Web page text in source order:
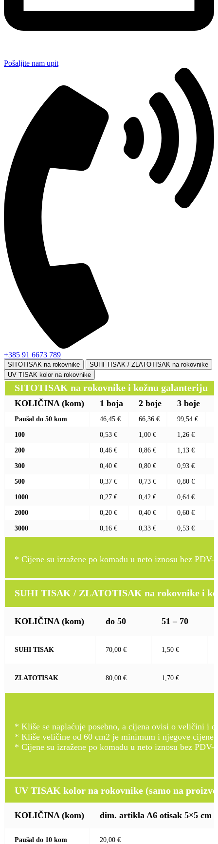
Pošaljite nam upit
+385 91 6673 789
SITOTISAK na rokovnike
SUHI TISAK / ZLATOTISAK na rokovnike
UV TISAK kolor na rokovnike
SITOTISAK na rokovnike i kožnu galanteriju
KOLIČINA (kom) 1 boja 2 boje 3 boje
Paušal do 50 kom 46,45 € 66,36 € 99,54 €
100 0,53 € 1,00 € 1,26 €
200 0,46 € 0,86 € 1,13 €
300 0,40 € 0,80 € 0,93 €
500 0,37 € 0,73 € 0,80 €
1000 0,27 € 0,42 € 0,64 €
2000 0,20 € 0,40 € 0,60 €
3000 0,16 € 0,33 € 0,53 €
* Cijene su izražene po komadu u neto iznosu bez PDV-
SUHI TISAK / ZLATOTISAK na rokovnike i
KOLIČINA (kom) do 50 51 – 70
SUHI TISAK 70,00 € 1,50 €
ZLATOTISAK 80,00 € 1,70 €
* Kliše se naplaćuje posebno, a cijena ovisi o veličini i
* Kliše veličine od 60 cm2 je minimum i njegove cijene
* Cijene su izražene po komadu u neto iznosu bez PDV-
UV TISAK kolor na rokovnike (samo na
KOLIČINA (kom) dim. artikla A6 otisak 5×5 cm
Paušal do 10 kom 20,00 €